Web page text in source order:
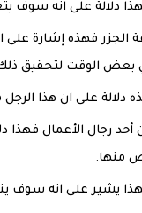
فهذا دلالة على انه
الجزر فهذه إشارة
بعض الوقت لتحقيق
دلالة على ان هذا
أحد رجال الأعمال
منها.
يشير على انه سوف